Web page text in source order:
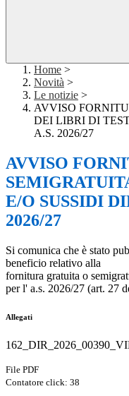
Home >
Novità >
Le notizie >
AVVISO
DEI LIBRI DI
A.S. 2026/27
AVVISO
E/O SUSSIDI
2026/27
Si comunica che è stato
beneficio relativo alla
fornitura gratuita o
per l' a.s. 2026/27 (art. 27
Allegati
File PDF
Contatore click: 38